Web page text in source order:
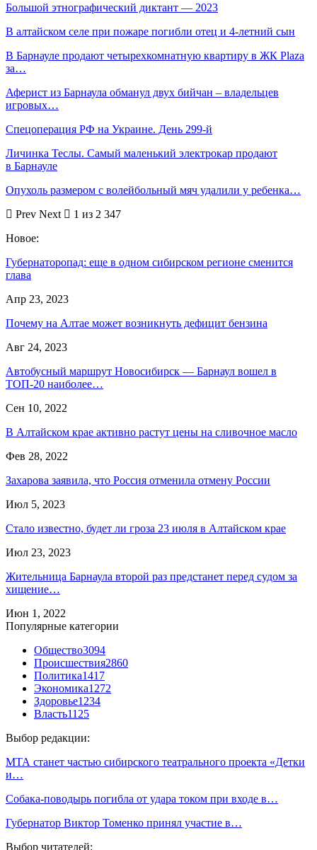
Большой этнографический диктант — 2023
В алтайском селе при пожаре погибли отец и 4-летний сын
В Барнауле продают четырехкомнатную квартиру в ЖК Plaza
за…
Аферист из Барнаула обманул двух бийчан – владельцев
игровых…
Спецоперация РФ на Украине. День 299-й
Личинка Теслы. Самый маленький электрокар продают
в Барнауле
Опухоль размером с волейбольный мяч удалили у ребенка…
Prev Next
1 из 2 347
Новое:
Губернаторопад: еще в одном сибирском регионе сменится
глава
Апр 23, 2023
Почему на Алтае может возникнуть дефицит бензина
Авг 24, 2023
Автобусный маршрут Новосибирск — Барнаул вошел в
ТОП-20 наиболее…
Сен 10, 2022
В Алтайском крае активно растут цены на сливочное масло
Фев 28, 2022
Захарова заявила, что Россия отменила отмену России
Июл 5, 2023
Стало известно, будет ли гроза 23 июля в Алтайском крае
Июл 23, 2023
Жительница Барнаула второй раз предстанет перед судом за
хищение…
Июн 1, 2022
Популярные категории
Общество3094
Происшествия2860
Политика1417
Экономика1272
Здоровье1234
Власть1125
Выбор редакции:
МТА станет частью сибирского театрального проекта «Детки
и…
Собака-поводырь погибла от удара током при входе в…
Губернатор Виктор Томенко принял участие в…
Выбор читателей: